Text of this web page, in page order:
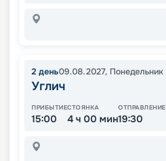
2 день09.08.2027, Понедельник
Углич
ПРИБЫТИЕ
15:00
СТОЯНКА
4 ч 00 мин
ОТПРАВЛЕНИЕ
19:30